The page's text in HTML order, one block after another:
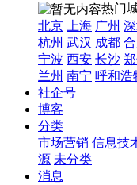
热门
北京
上海 广州 深
杭州 武汉 成都
宁波 西安 长沙
兰州 南宁 呼和浩
社企号
博客
分类
市场营销 信息技
源 未分类
消息